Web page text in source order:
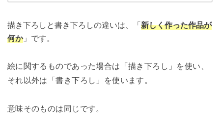
描き下ろしと書き下ろしの違いは、「新しく作った作品が
何か」です。
絵に関するものであった場合は「描き下ろし」を使い、
それ以外は「書き下ろし」を使います。
意味そのものは同じです。